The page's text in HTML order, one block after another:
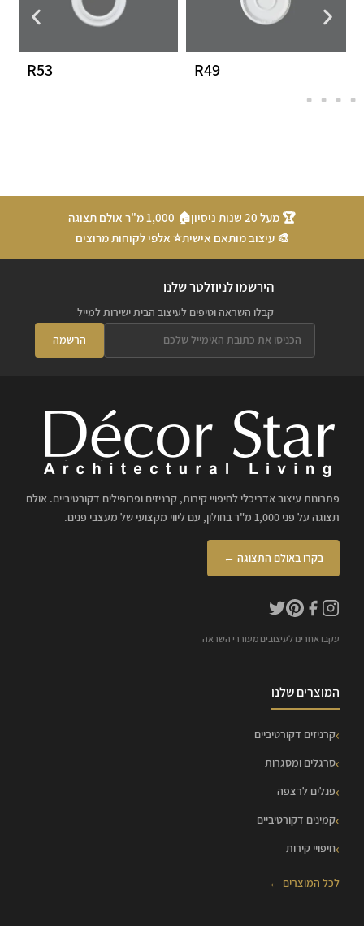
R49
R53
🏆 מעל 20 שנות ניסיון
🏠 1,000 מ"ר אולם תצוגה
🎨 עיצוב מותאם אישית⭐ אלפי לקוחות מרוצים
הירשמו לניוזלטר שלנו
קבלו השראה וטיפים לעיצוב הבית ישירות למייל
הרשמה
פתרונות עיצוב אדריכלי לחיפויי קירות, קרניזים ופרופילים דקורטיביים. אולם
תצוגה על פני 1,000 מ"ר בחולון, עם ליווי מקצועי של מעצבי פנים.
בקרו באולם התצוגה ←
עקבו אחרינו לעיצובים מעוררי השראה
המוצרים שלנו
קרניזים דקורטיביים
סרגלים ומסגרות
פנלים לרצפה
קמינים דקורטיביים
חיפויי קירות
לכל המוצרים ←